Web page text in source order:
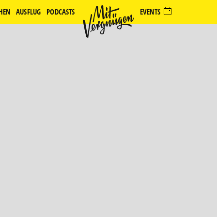
AUSFLUG PODCASTS EVENTS